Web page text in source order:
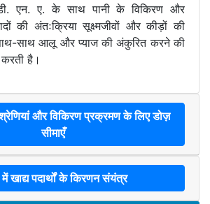
एन. ए. के साथ पानी के विकिरण और
की अंतःक्रिया सूक्ष्मजीवों और कीड़ों की
साथ आलू और प्याज की अंकुरित करने की
करती है।
श्रेणियां और विकिरण प्रक्रमण के लिए डोज़
सीमाएँ
में खाद्य पदार्थों के किरणन संयंत्र